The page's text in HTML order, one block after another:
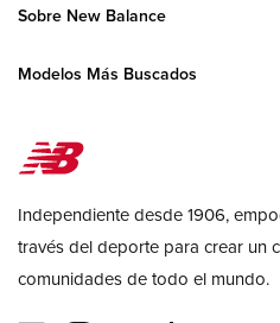
Sobre New Balance
Modelos Más Buscados
Independiente desde 1906,
través del deporte para crear un
comunidades de todo el mundo.